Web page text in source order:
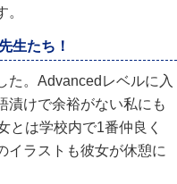
生たち！
た。Advancedレベルに入
漬けで余裕がない私にも
とは学校内で1番仲良く
イラストも彼女が休憩に